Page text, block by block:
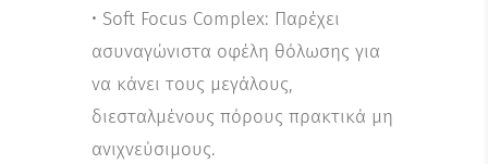
• Soft Focus Complex: Παρέχει
ασυναγώνιστα οφέλη θόλωσης για
να κάνει τους μεγάλους,
διεσταλμένους πόρους πρακτικά μη
ανιχνεύσιμους.